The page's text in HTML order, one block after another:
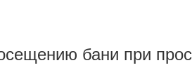
бани при